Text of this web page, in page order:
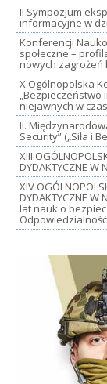
II Sympozjum
informacyjne w
Konferencji
społeczne –
nowych zagrożeń
X Ogólnopolska
niejawnych w
II.
Security” („Siła i
XIII
DYDAKTYCZNE W
XIV
DYDAKTYCZNE W
lat nauk o
Odpowiedzialność